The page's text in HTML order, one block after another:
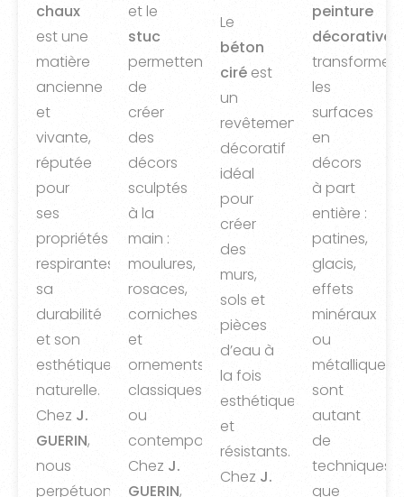
chaux
est une
matière
ancienne
et
vivante,
réputée
pour
ses
propriétés
respirantes,
sa
durabilité
et son
esthétique
naturelle.
Chez J.
GUERIN,
nous
perpétuons
et le
stuc
permettent
de
créer
des
décors
sculptés
à la
main :
moulures,
rosaces,
corniches
et
ornements
classiques
ou
contemporains.
Chez J.
GUERIN,
Le
béton
ciré est
un
revêtement
décoratif
idéal
pour
créer
des
murs,
sols et
pièces
d’eau à
la fois
esthétiques
et
résistants.
Chez J.
peinture
décorative
transforme
les
surfaces
en
décors
à part
entière :
patines,
glacis,
effets
minéraux
ou
métalliques
sont
autant
de
techniques
que